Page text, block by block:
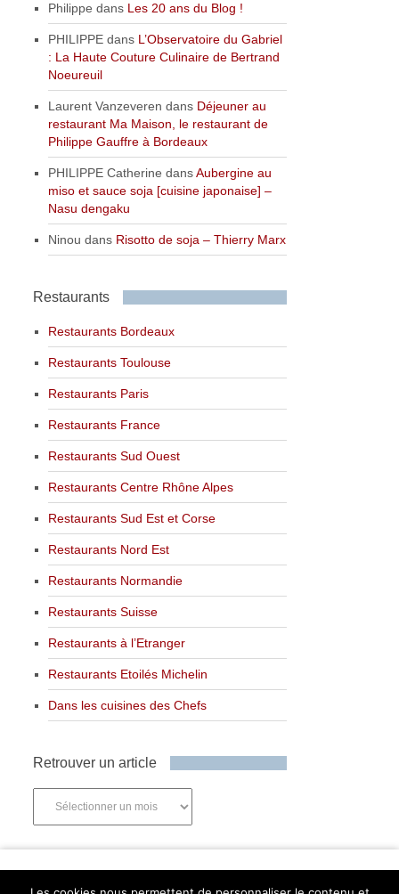
Philippe dans Les 20 ans du Blog !
PHILIPPE dans L’Observatoire du Gabriel
: La Haute Couture Culinaire de Bertrand
Noeureuil
Laurent Vanzeveren dans Déjeuner au
restaurant Ma Maison, le restaurant de
Philippe Gauffre à Bordeaux
PHILIPPE Catherine dansAubergine au
miso et sauce soja [cuisine japonaise] –
Nasu dengaku
Ninou dans Risotto de soja – Thierry Marx
Restaurants
Restaurants Bordeaux
Restaurants Toulouse
Restaurants Paris
Restaurants France
Restaurants Sud Ouest
Restaurants Centre Rhône Alpes
Restaurants Sud Est et Corse
Restaurants Nord Est
Restaurants Normandie
Restaurants Suisse
Restaurants à l’Etranger
Restaurants Etoilés Michelin
Dans les cuisines des Chefs
Retrouver un article